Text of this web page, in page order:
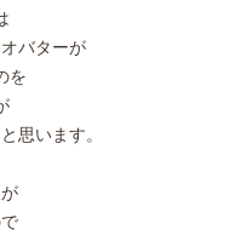
バターが
を
思います。